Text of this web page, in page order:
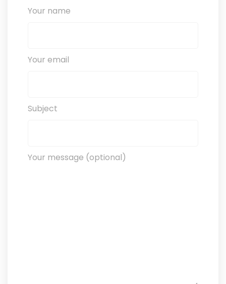
Your name
Your email
Subject
Your message (optional)